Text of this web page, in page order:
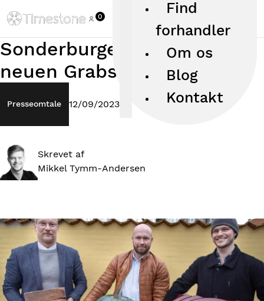
0
Find
forhandler
Om os
Blog
Kontakt
Sonderburger brachte den
neuen Grabstein ins Rollen
Presseomtale 12/09/2023
Skrevet af
Mikkel Tymm-Andersen